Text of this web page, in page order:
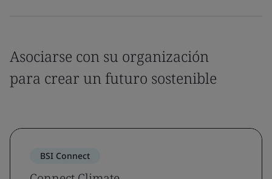
Asociarse con su organización
para crear un futuro sostenible
BSI Connect